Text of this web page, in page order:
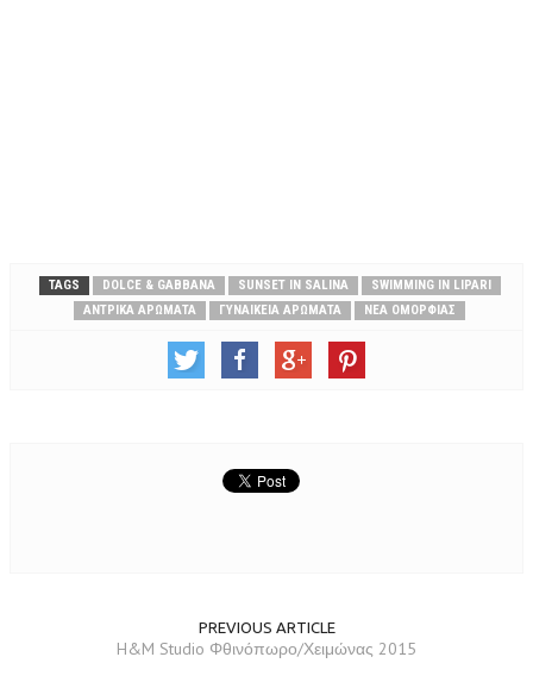
TAGS DOLCE & GABBANA SUNSET IN SALINA
SWIMMING IN LIPARI
ΑΝΤΡΙΚΆ ΑΡΏΜΑΤΑ
ΓΥΝΑΙΚΕΊΑ ΑΡΏΜΑΤΑ ΝΈΑ ΟΜΟΡΦΙΆΣ
PREVIOUS ARTICLE
H&M Studio Φθινόπωρο/Χειμώνας 2015